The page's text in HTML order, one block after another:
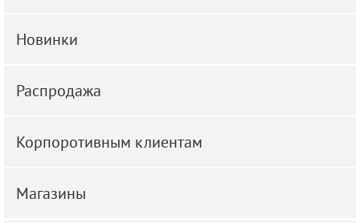
Новинки
Распродажа
Корпоротивным клиентам
Магазины